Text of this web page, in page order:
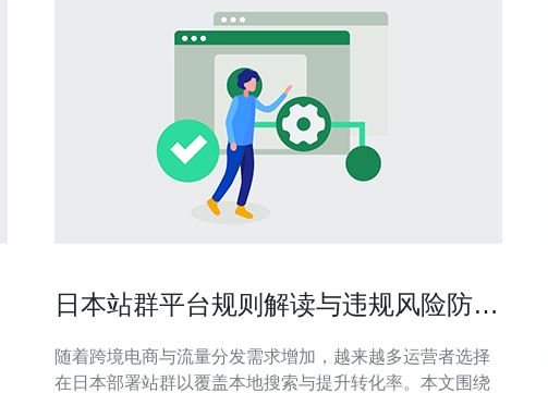
日本站群平台规则解读与违规风险防范
随着跨境电商与流量分发需求增加，越来越多运营者选择
在日本部署站群以覆盖本地搜索与提升转化率。本文围绕